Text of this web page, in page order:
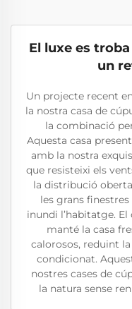
El luxe es
un
Un projecte recent
la nostra casa de
la combinació
Aquesta casa
amb la nostra
que resisteixi els
la distribució
les grans
inundi l’habitatge.
manté la casa
calorosos, reduint
condicionat.
nostres cases de
la natura sense